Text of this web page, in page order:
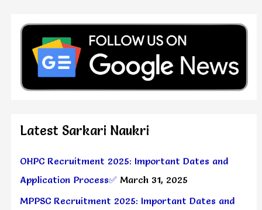
Latest Sarkari Naukri
OHPC Recruitment 2025: Important Dates and
Application Process✅ March 31, 2025
MPPSC Recruitment 2025: Important Dates and